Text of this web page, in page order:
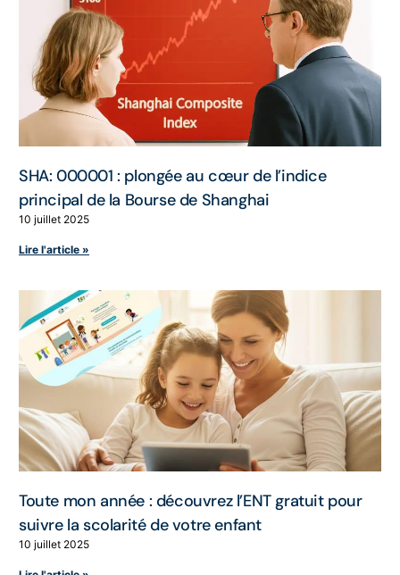
SHA: 000001 : plongée au cœur de l’indice
principal de la Bourse de Shanghai
10 juillet 2025
Lire l'article »
Toute mon année : découvrez l’ENT gratuit pour
suivre la scolarité de votre enfant
10 juillet 2025